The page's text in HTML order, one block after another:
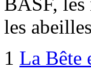
les
1 La Bête